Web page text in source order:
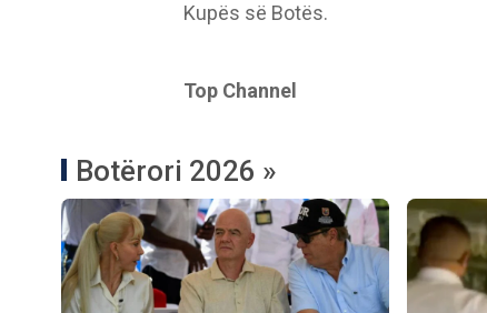
Kupës së Botës.
Top Channel
Botërori 2026 »